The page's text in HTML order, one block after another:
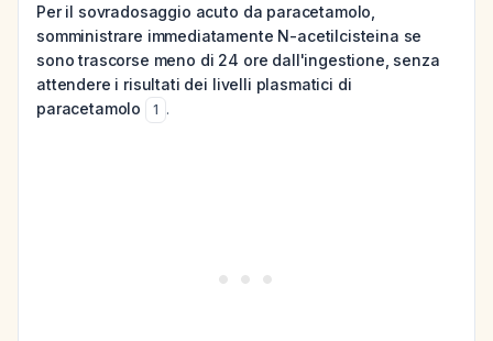
Per il sovradosaggio acuto da paracetamolo,
somministrare immediatamente N-acetilcisteina se
sono trascorse meno di 24 ore dall'ingestione, senza
attendere i risultati dei livelli plasmatici di
paracetamolo
1 .